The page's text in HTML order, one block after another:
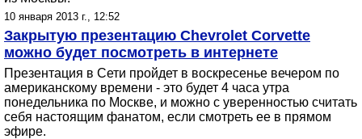
10 января 2013 г., 12:52
Закрытую презентацию Chevrolet Corvette
можно будет посмотреть в интернете
Презентация в Сети пройдет в воскресенье вечером по
американскому времени - это будет 4 часа утра
понедельника по Москве, и можно с уверенностью считать
себя настоящим фанатом, если смотреть ее в прямом
эфире.